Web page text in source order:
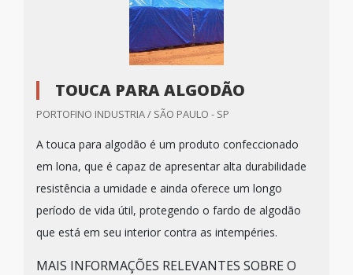
TOUCA PARA ALGODÃO
PORTOFINO INDUSTRIA / SÃO PAULO - SP
A touca para algodão é um produto confeccionado
em lona, que é capaz de apresentar alta durabilidade
resistência a umidade e ainda oferece um longo
período de vida útil, protegendo o fardo de algodão
que está em seu interior contra as intempéries.
MAIS INFORMAÇÕES RELEVANTES SOBRE O